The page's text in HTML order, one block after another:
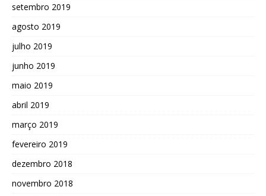
setembro 2019
agosto 2019
julho 2019
junho 2019
maio 2019
abril 2019
março 2019
fevereiro 2019
dezembro 2018
novembro 2018